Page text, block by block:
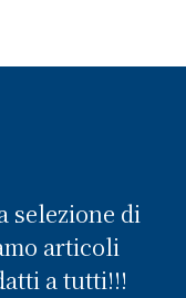
selezione di
articoli
a tutti!!!